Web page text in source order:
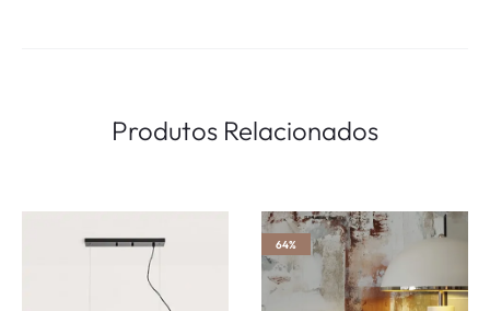
Produtos Relacionados
64%